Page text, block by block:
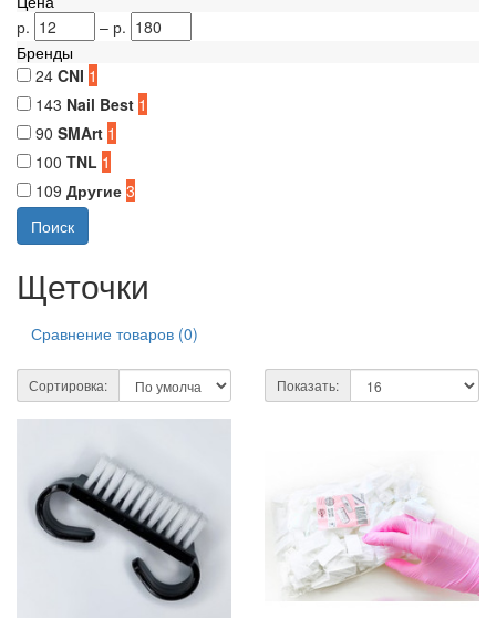
р.
– р.
Бренды
24 CNI 1
143 Nail Best 1
90 SMArt 1
100 TNL 1
109 Другие 3
Щеточки
Сравнение товаров (0)
Сортировка: Показать: